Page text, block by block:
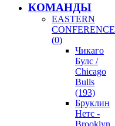
КОМАНДЫ
EASTERN
CONFERENCE
(0)
Чикаго
Булс /
Chicago
Bulls
(193)
Бруклин
Нетс -
Brooklyn